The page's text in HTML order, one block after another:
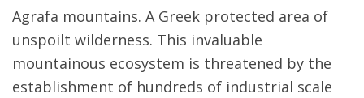
Agrafa mountains. A Greek protected area of
unspoilt wilderness. This invaluable
mountainous ecosystem is threatened by the
establishment of hundreds of industrial scale